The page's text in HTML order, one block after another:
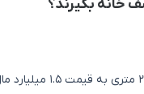
خانه بگیرند؟
اگر نصف یک